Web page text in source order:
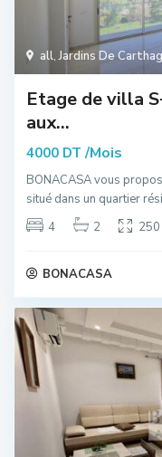
all,Jardins De
Etage de villa
aux...
4000 DT /Mois
BONACASA vous
situé dans un quartier
4
2 250
BONACASA